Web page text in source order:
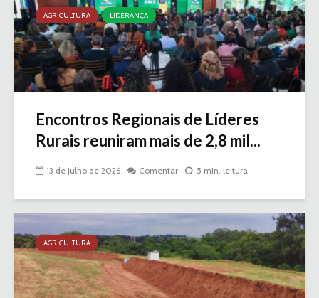
AGRICULTURA LIDERANÇA
Encontros Regionais de Líderes
Rurais reuniram mais de 2,8 mil...
13 de julho de 2026 Comentar 5 min. leitura
AGRICULTURA